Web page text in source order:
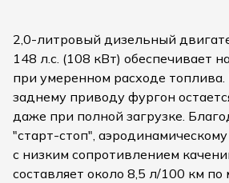
2,0-литровый дизельный
148 л.с. (108 кВт) обеспечивает
при умеренном расходе топлива.
заднему приводу фургон
даже при полной загрузке.
"старт-стоп",
с низким сопротивлением
составляет около 8,5 л/100 км по